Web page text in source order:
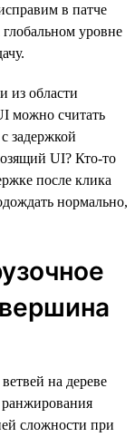
в патче
уровне
из области
можно считать
задержкой
UI? Кто-то
после клика
нормально,
на дереве
сложности при